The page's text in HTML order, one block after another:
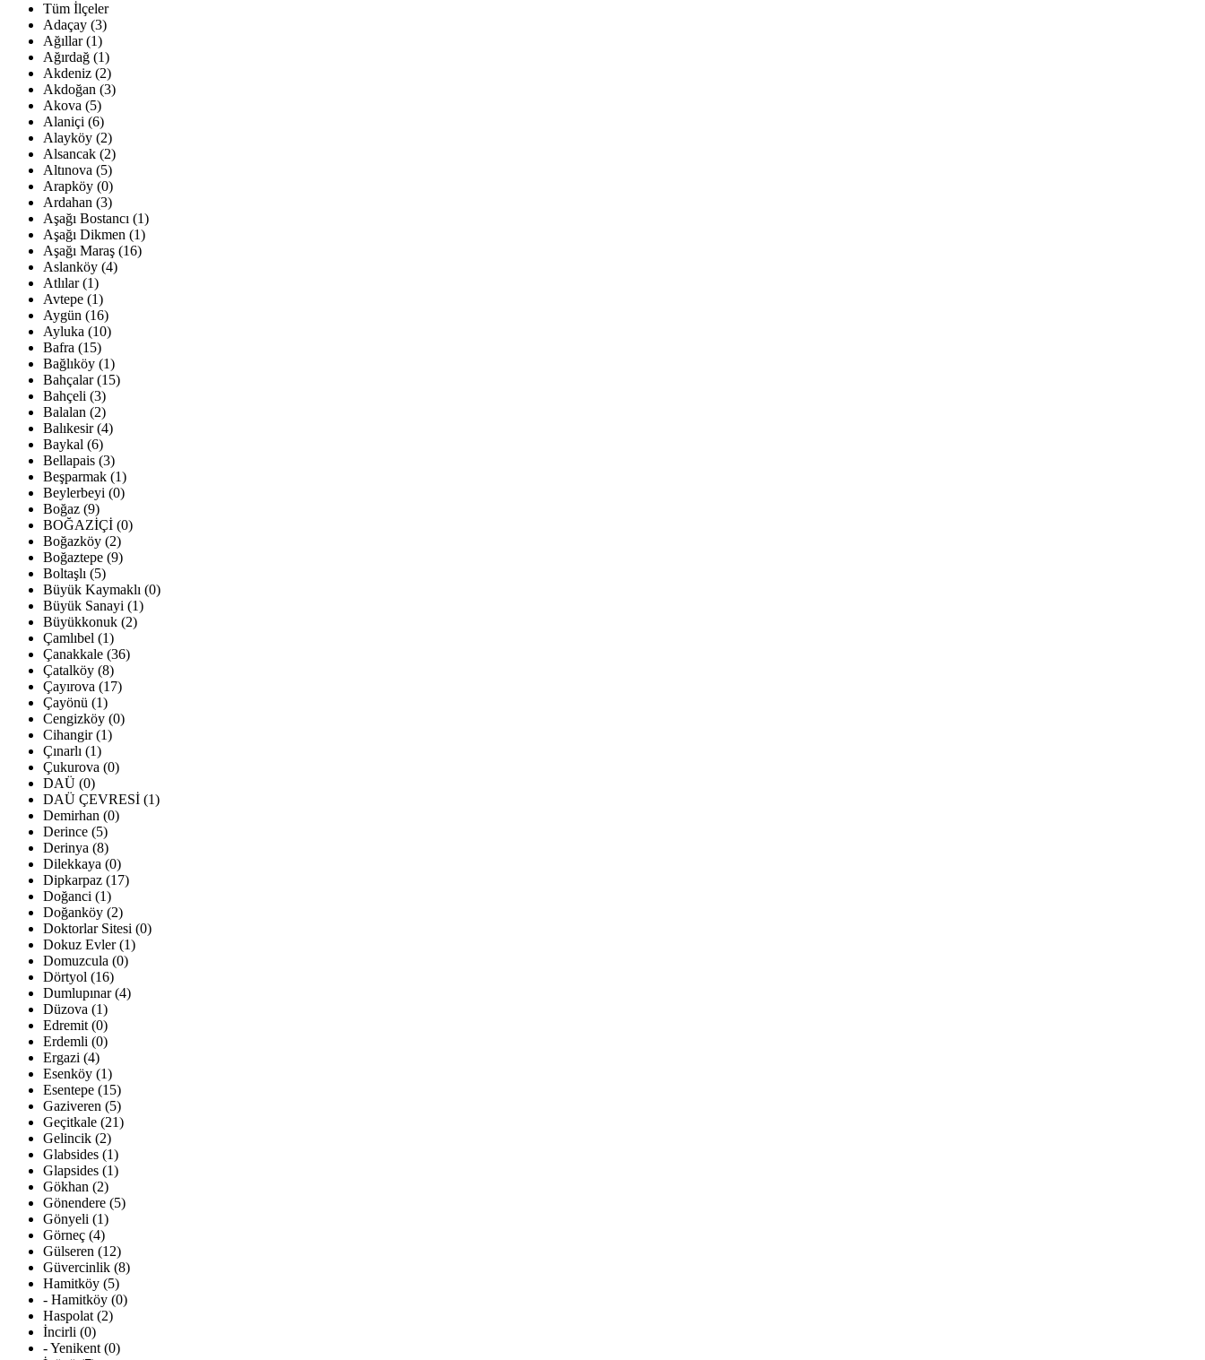
Tüm İlçeler
Adaçay (3)
Ağıllar (1)
Ağırdağ (1)
Akdeniz (2)
Akdoğan (3)
Akova (5)
Alaniçi (6)
Alayköy (2)
Alsancak (2)
Altınova (5)
Arapköy (0)
Ardahan (3)
Aşağı Bostancı (1)
Aşağı Dikmen (1)
Aşağı Maraş (16)
Aslanköy (4)
Atlılar (1)
Avtepe (1)
Aygün (16)
Ayluka (10)
Bafra (15)
Bağlıköy (1)
Bahçalar (15)
Bahçeli (3)
Balalan (2)
Balıkesir (4)
Baykal (6)
Bellapais (3)
Beşparmak (1)
Beylerbeyi (0)
Boğaz (9)
BOĞAZİÇİ (0)
Boğazköy (2)
Boğaztepe (9)
Boltaşlı (5)
Büyük Kaymaklı (0)
Büyük Sanayi (1)
Büyükkonuk (2)
Çamlıbel (1)
Çanakkale (36)
Çatalköy (8)
Çayırova (17)
Çayönü (1)
Cengizköy (0)
Cihangir (1)
Çınarlı (1)
Çukurova (0)
DAÜ (0)
DAÜ ÇEVRESİ (1)
Demirhan (0)
Derince (5)
Derinya (8)
Dilekkaya (0)
Dipkarpaz (17)
Doğanci (1)
Doğanköy (2)
Doktorlar Sitesi (0)
Dokuz Evler (1)
Domuzcula (0)
Dörtyol (16)
Dumlupınar (4)
Düzova (1)
Edremit (0)
Erdemli (0)
Ergazi (4)
Esenköy (1)
Esentepe (15)
Gaziveren (5)
Geçitkale (21)
Gelincik (2)
Glabsides (1)
Glapsides (1)
Gökhan (2)
Gönendere (5)
Gönyeli (1)
Görneç (4)
Gülseren (12)
Güvercinlik (8)
Hamitköy (5)
- Hamitköy (0)
Haspolat (2)
İncirli (0)
- Yenikent (0)